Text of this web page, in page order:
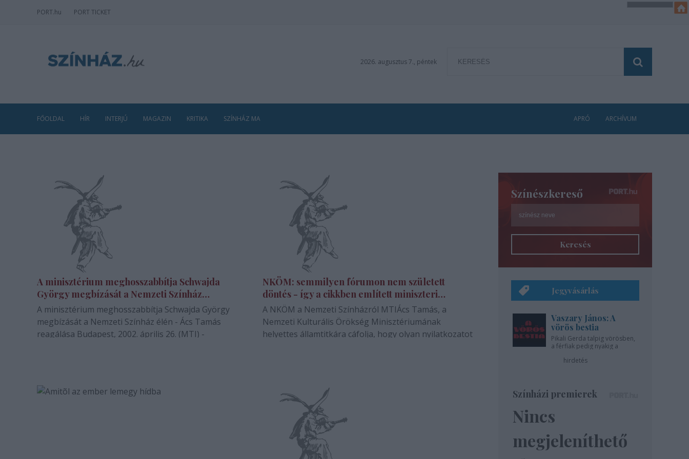
PORT.hu PORT TICKET
2026. augusztus 7., péntek
FŐOLDAL HÍR INTERJÚ MAGAZIN KRITIKA SZÍNHÁZ MA APRÓ ARCHÍVUM
A minisztérium meghosszabbítja Schwajda
György megbízását a Nemzeti Színház
élén - Ács Tamás reagálása
A minisztérium meghosszabbítja Schwajda György
megbízását a Nemzeti Színház élén - Ács Tamás
reagálása Budapest, 2002. április 26. (MTI) -
héten születik…
NKÖM: semmilyen fórumon nem született
döntés - így a cikkben említett miniszteri
értekezleten sem - a mandátum
meghosszabbításáról".
A NKÖM a Nemzeti Színházról MTIÁcs Tamás, a
Nemzeti Kulturális Örökség Minisztériumának
helyettes államtitkára cáfolja, hogy olyan nyilatkozatot
Színészkereső
Keresés
Jegyvásárlás
Vaszary János: A
vörös bestia
Pikali Gerda talpig vörösben,
a férfiak pedig nyakig a
hirdetés
Színházi premierek
Nincs
megjeleníthető